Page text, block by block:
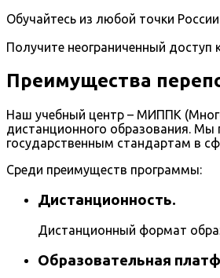
Обучайтесь из любой точки России
Получите неограниченный
Преимущества
Наш учебный центр – МИППК
дистанционного образования.
государственным стандартам в
Среди преимуществ программы:
Дистанционность.
Дистанционный формат
Образовательная